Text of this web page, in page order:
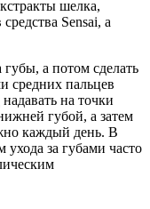
шелка,
Sensai, а
а потом сделать
средних пальцев
на точки
губой, а затем
каждый день. В
за губами часто